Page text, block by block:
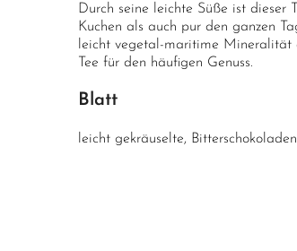
Durch seine leichte Süße ist dieser
Kuchen als auch pur den ganzen
leicht vegetal-maritime Mineralität
Tee für den häufigen Genuss.
Blatt
leicht gekräuselte,